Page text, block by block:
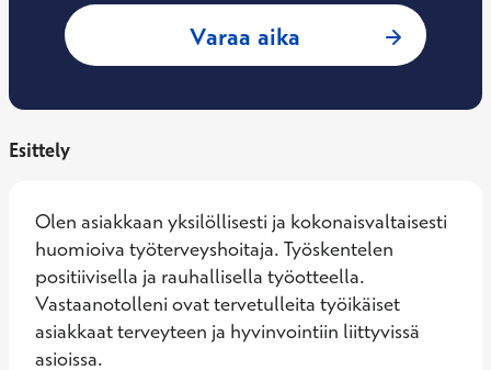
Varaa aika : Anna
Esittely
Olen asiakkaan yksilöllisesti ja kokonaisvaltaisesti
huomioiva työterveyshoitaja. Työskentelen
positiivisella ja rauhallisella työotteella.
Vastaanotolleni ovat tervetulleita työikäiset
asiakkaat terveyteen ja hyvinvointiin liittyvissä
asioissa.